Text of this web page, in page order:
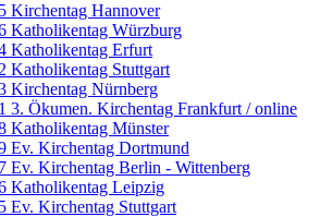
Kirchentag Hannover
Katholikentag Würzburg
Katholikentag Erfurt
Katholikentag Stuttgart
Kirchentag Nürnberg
3. Ökumen. Kirchentag Frankfurt / online
Katholikentag Münster
Ev. Kirchentag Dortmund
Ev. Kirchentag Berlin - Wittenberg
Katholikentag Leipzig
Ev. Kirchentag Stuttgart